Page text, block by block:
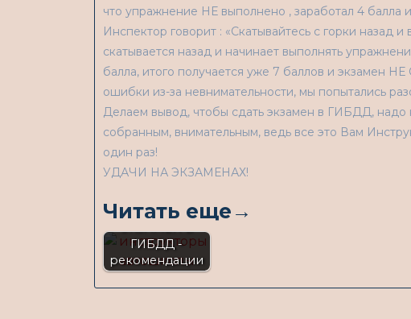
что упражнение НЕ выполнено , заработал 4 балла
Инспектор говорит : «Скатывайтесь с горки назад
скатывается назад и начинает выполнять
балла, итого получается уже 7 баллов и экзамен
ошибки из-за невнимательности, мы попытались
Делаем вывод, чтобы сдать экзамен в ГИБДД, надо
собранным, внимательным, ведь все это Вам
один раз!
УДАЧИ НА ЭКЗАМЕНАХ!
Читать еще→
КАК СДАТЬ
ГИБДД -
рекомендации